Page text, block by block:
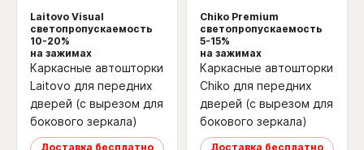
Laitovo Visual
светопропускаемость
10-20%
на зажимах
Каркасные автошторки
Laitovo для передних
дверей (с вырезом для
бокового зеркала)
Доставка бесплатно
Chiko Premium
светопропускаемость
5-15%
на зажимах
Каркасные автошторки
Chiko для передних
дверей (с вырезом для
бокового зеркала)
Доставка бесплатно